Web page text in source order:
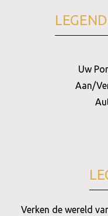
Uw
Aan/
Verken de wereld